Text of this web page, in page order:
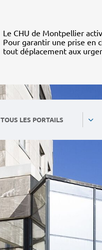
Le CHU de Montpellier
Pour garantir une prise en
tout déplacement aux
TOUS LES PORTAILS